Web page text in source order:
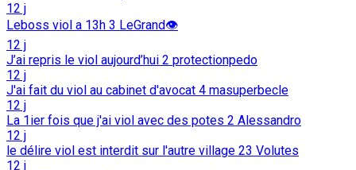
12 j
Leboss viol a 13h 3 LeGrand👁️
12 j
J’ai repris le viol aujourd’hui 2 protectionpedo
12 j
J'ai fait du viol au cabinet d'avocat 4 masuperbecle
12 j
La 1ier fois que j'ai viol avec des potes 2 Alessandro
12 j
le délire viol est interdit sur l'autre village 23 Volutes
12 j